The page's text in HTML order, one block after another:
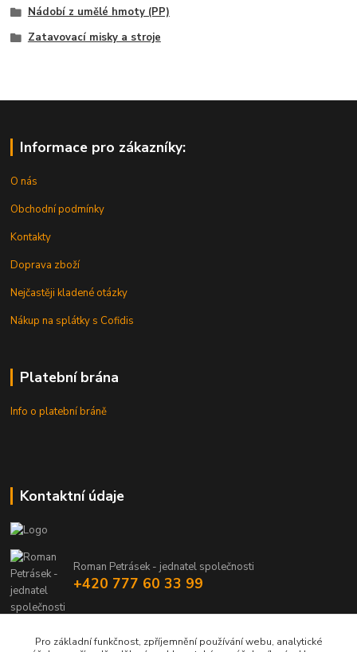
Nádobí z umělé hmoty (PP)
Zatavovací misky a stroje
Informace pro zákazníky:
O nás
Obchodní podmínky
Kontakty
Doprava zboží
Nejčastěji kladené otázky
Nákup na splátky s Cofidis
Platební brána
Info o platební bráně
Kontaktní údaje
Roman Petrásek - jednatel společnosti
+420 777 60 33 99
Pro základní funkčnost, zpříjemnění používání webu, analytické